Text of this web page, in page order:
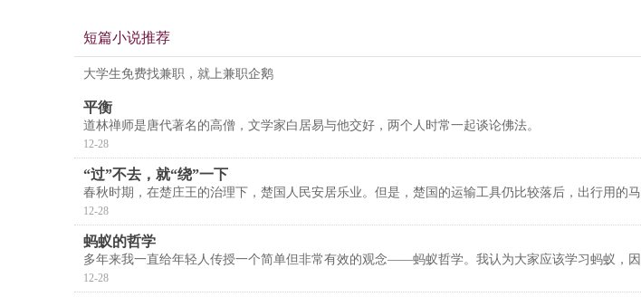
短篇小说推荐
大学生免费找兼职，就上兼职企鹅
平衡
道林禅师是唐代著名的高僧，文学家白居易与他交好，两个人时常一起谈论佛法。
12-28
“过”不去，就“绕”一下
春秋时期，在楚庄王的治理下，楚国人民安居乐业。但是，楚国的运输工具仍比较落后，出行用的
12-28
蚂蚁的哲学
多年来我一直给年轻人传授一个简单但非常有效的观念——蚂蚁哲学。我认为大家应该学习蚂蚁，因
12-28